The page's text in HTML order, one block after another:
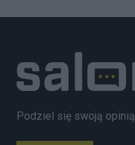
Podziel się swoją opinią